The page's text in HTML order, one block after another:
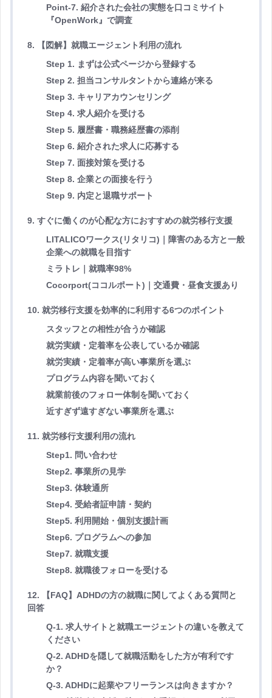
Point-7. 紹介された会社の実態を口コミサイト
『OpenWork』で調査
8. 【図解】就職エージェント利用の流れ
Step 1. まずは公式ページから登録する
Step 2. 担当コンサルタントから連絡が来る
Step 3. キャリアカウンセリング
Step 4. 求人紹介を受ける
Step 5. 履歴書・職務経歴書の添削
Step 6. 紹介された求人に応募する
Step 7. 面接対策を受ける
Step 8. 企業との面接を行う
Step 9. 内定と退職サポート
9. すぐに働くのが心配な方におすすめの就労移行支援
LITALICOワークス(リタリコ)｜障害のある方と一般
企業への就職を目指す
ミラトレ｜就職率98%
Cocorport(ココルポート)｜交通費・昼食支援あり
10. 就労移行支援を効率的に利用する6つのポイント
スタッフとの相性が合うか確認
就労実績・定着率を公表しているか確認
就労実績・定着率が高い事業所を選ぶ
プログラム内容を聞いておく
就業前後のフォロー体制を聞いておく
近すぎず遠すぎない事業所を選ぶ
11. 就労移行支援利用の流れ
Step1. 問い合わせ
Step2. 事業所の見学
Step3. 体験通所
Step4. 受給者証申請・契約
Step5. 利用開始・個別支援計画
Step6. プログラムへの参加
Step7. 就職支援
Step8. 就職後フォローを受ける
12. 【FAQ】ADHDの方の就職に関してよくある質問と
回答
Q-1. 求人サイトと就職エージェントの違いを教えて
ください
Q-2. ADHDを隠して就職活動をした方が有利です
か？
Q-3. ADHDに起業やフリーランスは向きますか？